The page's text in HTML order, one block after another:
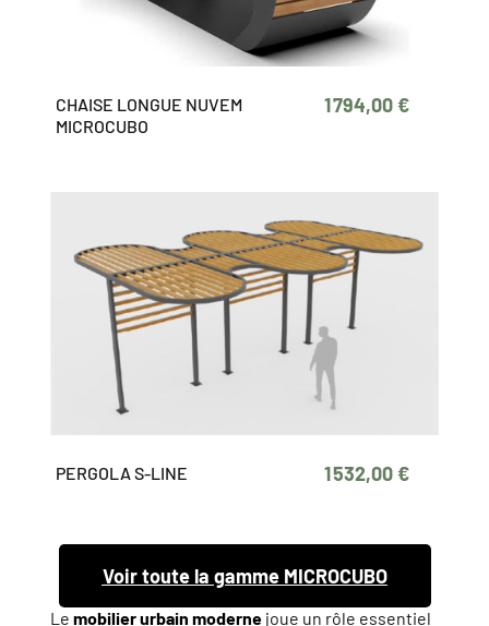
CHAISE LONGUE NUVEM
MICROCUBO
1 794,00 €
PERGOLA S-LINE 1 532,00 €
Voir toute la gamme MICROCUBO
Le mobilier urbain moderne joue un rôle essentiel